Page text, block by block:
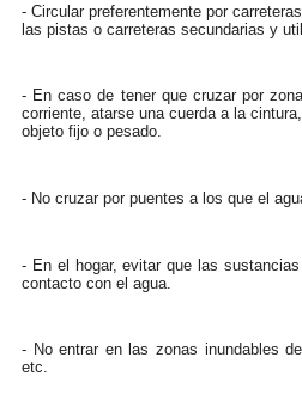
- Circular preferentemente por
las pistas o carreteras secundarias y
- En caso de tener que cruzar por
corriente, atarse una cuerda a la
objeto fijo o pesado.
- No cruzar por puentes a los que el
- En el hogar, evitar que las
contacto con el agua.
- No entrar en las zonas inundables
etc.